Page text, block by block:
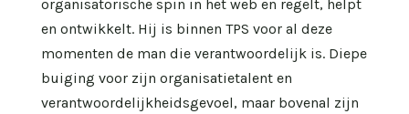
organisatorische spin in het web en regelt, helpt
en ontwikkelt. Hij is binnen TPS voor al deze
momenten de man die verantwoordelijk is. Diepe
buiging voor zijn organisatietalent en
verantwoordelijkheidsgevoel, maar bovenal zijn